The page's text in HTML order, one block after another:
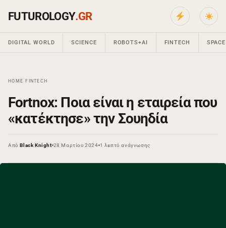
FUTUROLOGY.GR
DIGITAL WORLD SCIENCE ROBOTS+AI FINTECH SPACE
HOME FINTECH
Fortnox: Ποια είναι η εταιρεία που
«κατέκτησε» την Σουηδία
ΑπόBlack Knight 28 Μαρτίου 2024 1 λεπτό ανάγνωσης